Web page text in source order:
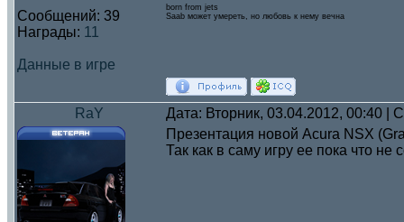
Сообщений: 39
Награды: 11
Данные в игре
born from jets
Saab может умереть, но любовь к нему вечна
RaY Дата: Вторник, 03.04.2012, 00:40 |
Презентация новой Acura NSX
Так как в саму игру ее пока что